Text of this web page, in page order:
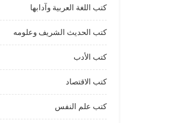
كتب اللغة العربية وآدابها
كتب الحديث الشريف وعلومه
كتب الأدب
كتب الاقتصاد
كتب علم النفس